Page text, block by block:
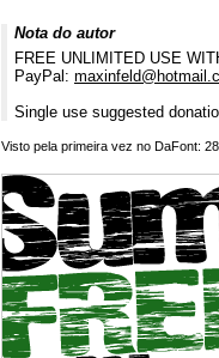
Nota do autor
FREE UNLIMITED USE
PayPal:
Single use suggested
Visto pela primeira vez no DaFont: